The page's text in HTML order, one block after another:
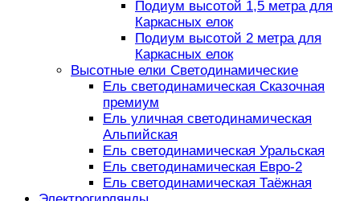
Подиум высотой 1,5 метра для
Каркасных елок
Подиум высотой 2 метра для
Каркасных елок
Высотные елки Светодинамические
Ель светодинамическая Сказочная
премиум
Ель уличная светодинамическая
Альпийская
Ель светодинамическая Уральская
Ель светодинамическая Евро-2
Ель светодинамическая Таёжная